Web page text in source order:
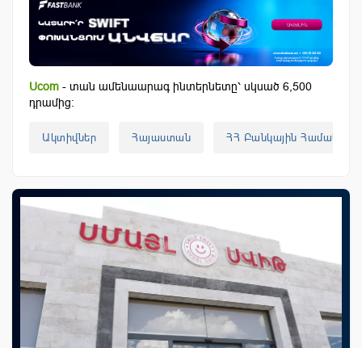
Ucom - տան ամենաարագ ինտերնետը՝ սկսած 6,500
դրամից:
Ակտիվներ Հայաստան ՀՀ Բանկային Համակարգ